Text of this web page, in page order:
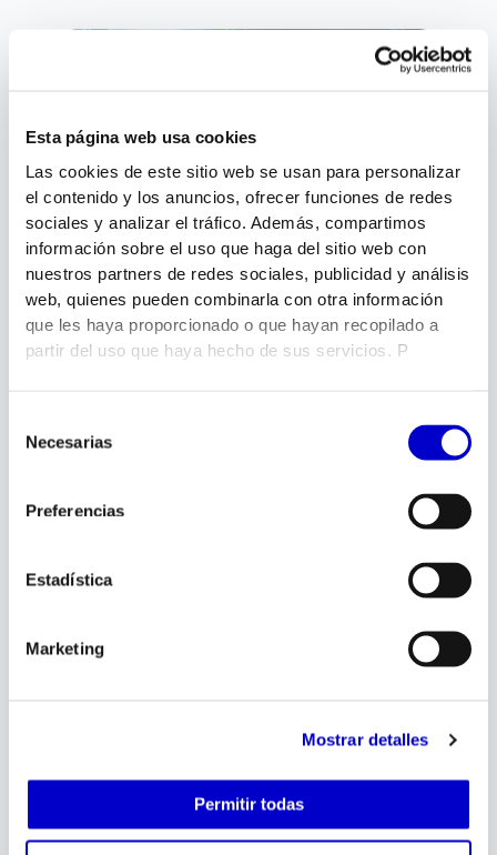
Esta página web usa cookies
Las cookies de este sitio web se usan para personalizar
el contenido y los anuncios, ofrecer funciones de redes
sociales y analizar el tráfico. Además, compartimos
información sobre el uso que haga del sitio web con
nuestros partners de redes sociales, publicidad y análisis
web, quienes pueden combinarla con otra información
que les haya proporcionado o que hayan recopilado a
partir del uso que haya hecho de sus servicios. P
Necesarias
Preferencias
Estadística
Marketing
Mostrar detalles
Permitir todas
electricidad
Efecto Corona
Juan junio 19, 2026
electricidad
Energizar Obras
Anterior Siguiente